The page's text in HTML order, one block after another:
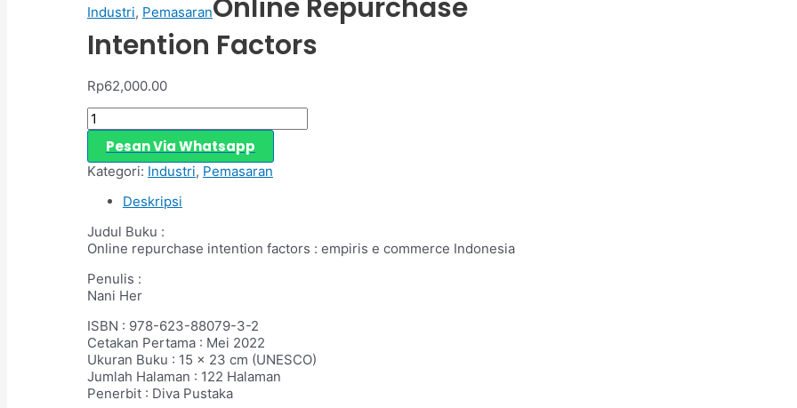
Industri, PemasaranOnline Repurchase
Intention Factors
Rp62,000.00
Pesan Via Whatsapp
Kategori: Industri, Pemasaran
Deskripsi
Judul Buku :
Online repurchase intention factors : empiris e commerce Indonesia
Penulis :
Nani Her
ISBN : 978-623-88079-3-2
Cetakan Pertama : Mei 2022
Ukuran Buku : 15 x 23 cm (UNESCO)
Jumlah Halaman : 122 Halaman
Penerbit : Diva Pustaka